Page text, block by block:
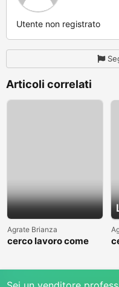
Utente non registrato
Articoli correlati
Agrate Brianza
cerco lavoro come